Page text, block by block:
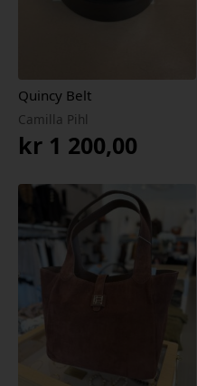
Quincy Belt
Camilla Pihl
kr 1 200,00